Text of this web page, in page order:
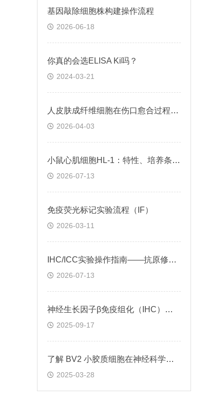
基因敲除细胞株构建操作流程
2026-06-18
你真的会选ELISA Ki吗？
2024-03-21
人皮肤成纤维细胞在伤口愈合过程中的作用及调控方式
2026-04-03
小鼠心肌细胞HL-1：特性、培养条件与科研应用场景解析
2026-07-13
免疫荧光标记实验流程（IF）
2026-03-11
IHC/ICC实验操作指南——抗原修复技术
2026-07-13
神经生长因子β免疫组化（IHC）试剂盒实验操作步骤
2025-09-17
了解 BV2 小胶质细胞在神经科学研究中的重要性
2025-03-28